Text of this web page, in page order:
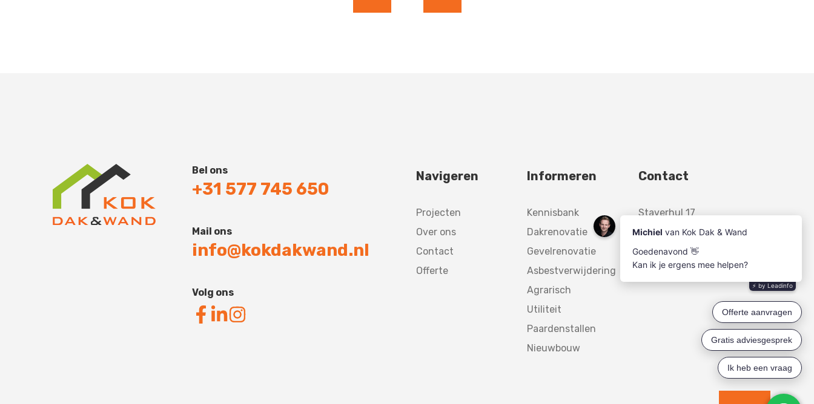
Bel ons
+31 577 745 650
Mail ons
info@kokdakwand.nl
Volg ons
Navigeren
Projecten
Over ons
Contact
Offerte
Informeren
Kennisbank
Dakrenovatie
Gevelrenovatie
Asbestverwijdering
Agrarisch
Utiliteit
Paardenstallen
Nieuwbouw
Contact
Staverhul 17
3888 MR,
Uddel